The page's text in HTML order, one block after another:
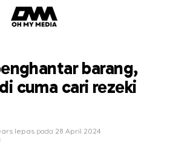
barang,
cuma cari rezeki
lepas pada 28 April 2024